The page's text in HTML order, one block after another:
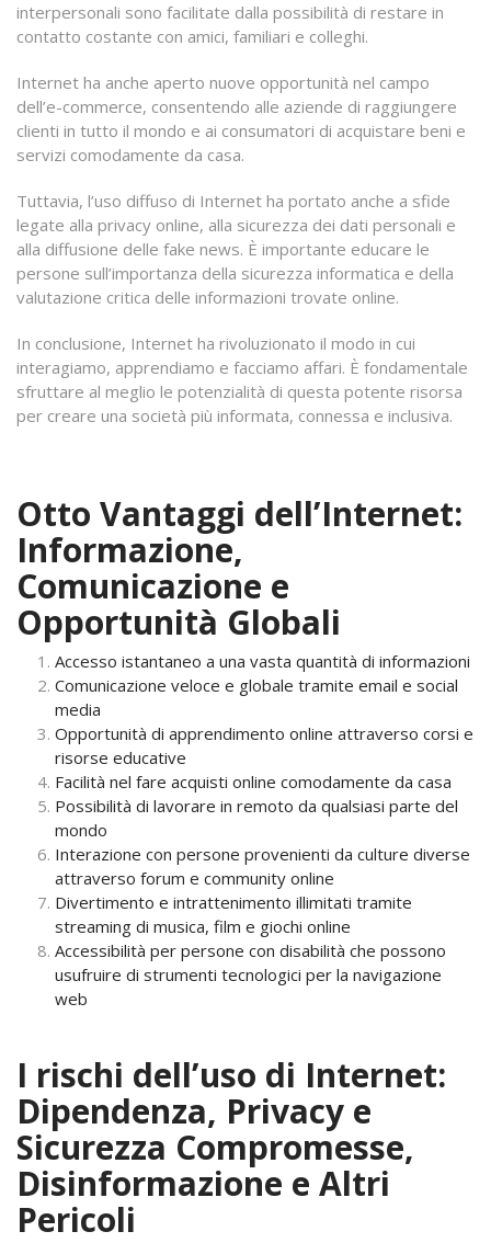
interpersonali sono facilitate dalla possibilità di restare in
contatto costante con amici, familiari e colleghi.
Internet ha anche aperto nuove opportunità nel campo
dell’e-commerce, consentendo alle aziende di raggiungere
clienti in tutto il mondo e ai consumatori di acquistare beni e
servizi comodamente da casa.
Tuttavia, l’uso diffuso di Internet ha portato anche a sfide
legate alla privacy online, alla sicurezza dei dati personali e
alla diffusione delle fake news. È importante educare le
persone sull’importanza della sicurezza informatica e della
valutazione critica delle informazioni trovate online.
In conclusione, Internet ha rivoluzionato il modo in cui
interagiamo, apprendiamo e facciamo affari. È fondamentale
sfruttare al meglio le potenzialità di questa potente risorsa
per creare una società più informata, connessa e inclusiva.
Otto Vantaggi dell’Internet:
Informazione,
Comunicazione e
Opportunità Globali
Accesso istantaneo a una vasta quantità di informazioni
Comunicazione veloce e globale tramite email e social
media
Opportunità di apprendimento online attraverso corsi e
risorse educative
Facilità nel fare acquisti online comodamente da casa
Possibilità di lavorare in remoto da qualsiasi parte del
mondo
Interazione con persone provenienti da culture diverse
attraverso forum e community online
Divertimento e intrattenimento illimitati tramite
streaming di musica, film e giochi online
Accessibilità per persone con disabilità che possono
usufruire di strumenti tecnologici per la navigazione
web
I rischi dell’uso di Internet:
Dipendenza, Privacy e
Sicurezza Compromesse,
Disinformazione e Altri
Pericoli